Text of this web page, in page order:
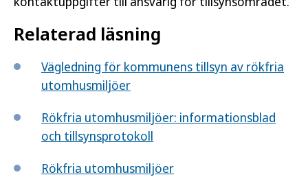
Relaterad läsning
Vägledning för kommunens tillsyn av rökfria
utomhusmiljöer
Rökfria utomhusmiljöer: informationsblad
och tillsynsprotokoll
Rökfria utomhusmiljöer